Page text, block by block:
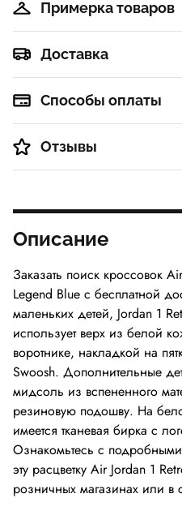
Примерка товаров
Доставка
Способы оплаты
Отзывы
Описание
Заказать поиск кроссовок
Legend Blue с бесплатной
маленьких детей, Jordan 1
использует верх из белой
воротнике, накладкой на
Swoosh. Дополнительные
мидсоль из вспененного
резиновую подошву. На
имеется тканевая бирка с
Ознакомьтесь с
эту расцветку Air Jordan 1
розничных магазинах или в